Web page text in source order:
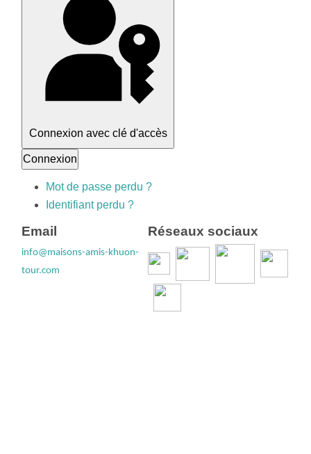
Connexion avec clé d'accès
Connexion
Mot de passe perdu ?
Identifiant perdu ?
Email
info@maisons-amis-khuon-
tour.com
Réseaux sociaux